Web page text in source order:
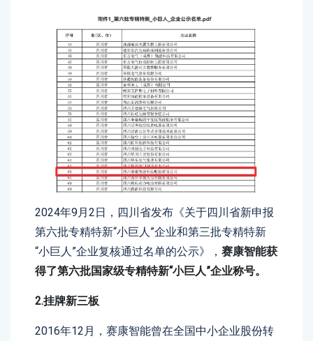
2024年9月2日，四川省发布《关于四川省新申报
第六批专精特新“小巨人”企业和第三批专精特新
“小巨人”企业复核通过名单的公示》， 赛康智能获
得了第六批国家级专精特新“小巨人”企业称号。
2.挂牌新三板
2016年12月，赛康智能曾在全国中小企业股份转